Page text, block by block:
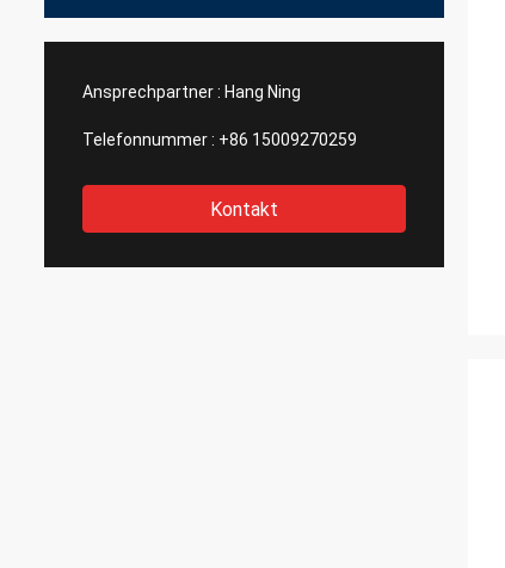
Ansprechpartner : Hang Ning
Telefonnummer : +86 15009270259
Kontakt